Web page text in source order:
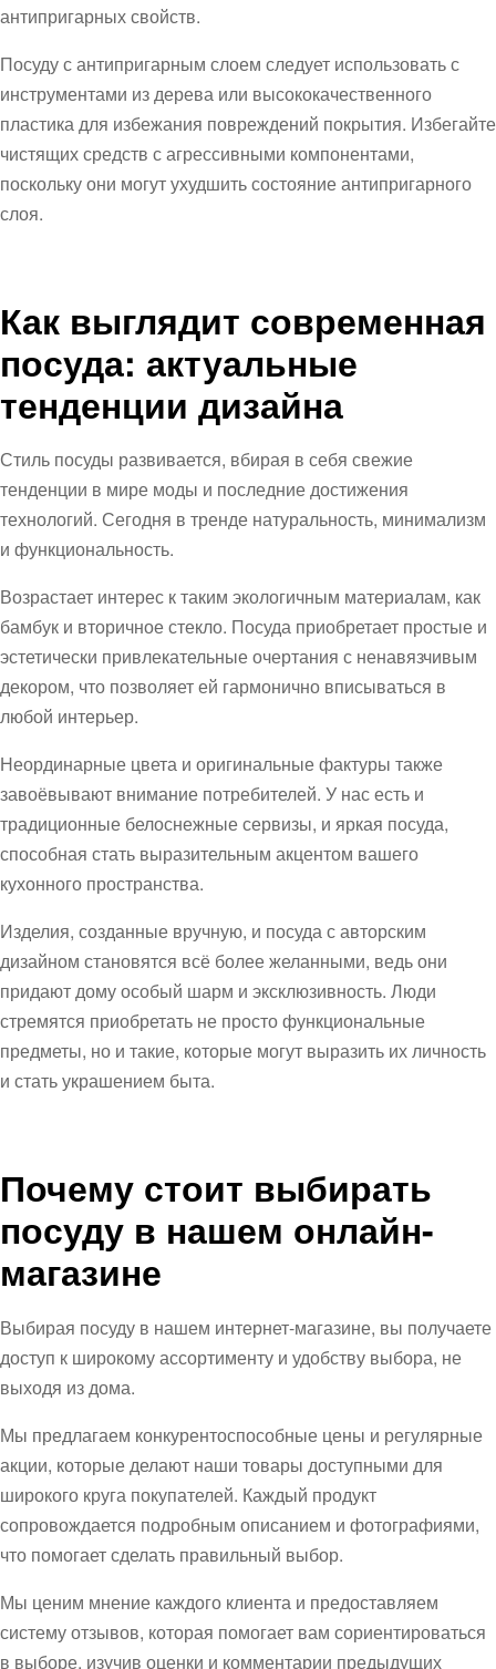
антипригарных свойств.
Посуду с антипригарным слоем следует использовать с
инструментами из дерева или высококачественного
пластика для избежания повреждений покрытия. Избегайте
чистящих средств с агрессивными компонентами,
поскольку они могут ухудшить состояние антипригарного
слоя.
Как выглядит современная
посуда: актуальные
тенденции дизайна
Стиль посуды развивается, вбирая в себя свежие
тенденции в мире моды и последние достижения
технологий. Сегодня в тренде натуральность, минимализм
и функциональность.
Возрастает интерес к таким экологичным материалам, как
бамбук и вторичное стекло. Посуда приобретает простые и
эстетически привлекательные очертания с ненавязчивым
декором, что позволяет ей гармонично вписываться в
любой интерьер.
Неординарные цвета и оригинальные фактуры также
завоёвывают внимание потребителей. У нас есть и
традиционные белоснежные сервизы, и яркая посуда,
способная стать выразительным акцентом вашего
кухонного пространства.
Изделия, созданные вручную, и посуда с авторским
дизайном становятся всё более желанными, ведь они
придают дому особый шарм и эксклюзивность. Люди
стремятся приобретать не просто функциональные
предметы, но и такие, которые могут выразить их личность
и стать украшением быта.
Почему стоит выбирать
посуду в нашем онлайн-
магазине
Выбирая посуду в нашем интернет-магазине, вы получаете
доступ к широкому ассортименту и удобству выбора, не
выходя из дома.
Мы предлагаем конкурентоспособные цены и регулярные
акции, которые делают наши товары доступными для
широкого круга покупателей. Каждый продукт
сопровождается подробным описанием и фотографиями,
что помогает сделать правильный выбор.
Мы ценим мнение каждого клиента и предоставляем
систему отзывов, которая помогает вам сориентироваться
в выборе, изучив оценки и комментарии предыдущих